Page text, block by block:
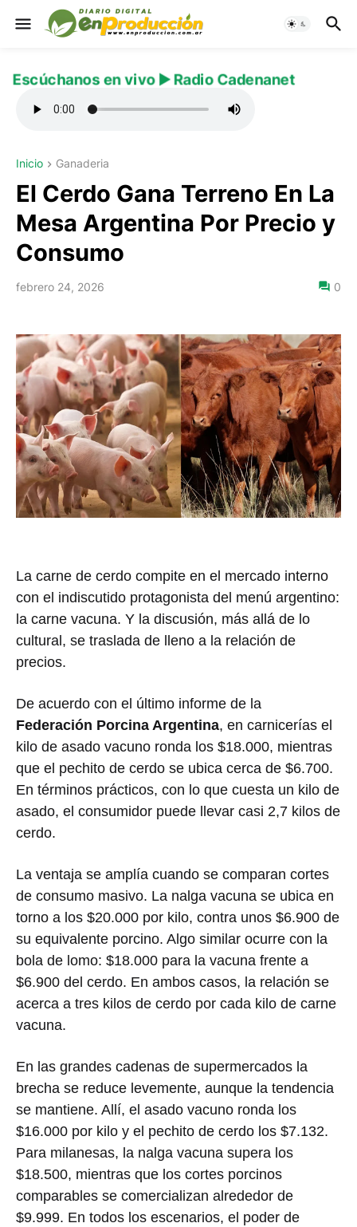
Escúchanos en vivo ▶️ Radio Cadenanet
Inicio Ganaderia
El Cerdo Gana Terreno En La
Mesa Argentina Por Precio y
Consumo
febrero 24, 2026 0
La carne de cerdo compite en el mercado interno
con el indiscutido protagonista del menú argentino:
la carne vacuna. Y la discusión, más allá de lo
cultural, se traslada de lleno a la relación de
precios.
De acuerdo con el último informe de la
Federación Porcina Argentina, en carnicerías el
kilo de asado vacuno ronda los $18.000, mientras
que el pechito de cerdo se ubica cerca de $6.700.
En términos prácticos, con lo que cuesta un kilo de
asado, el consumidor puede llevar casi 2,7 kilos de
cerdo.
La ventaja se amplía cuando se comparan cortes
de consumo masivo. La nalga vacuna se ubica en
torno a los $20.000 por kilo, contra unos $6.900 de
su equivalente porcino. Algo similar ocurre con la
bola de lomo: $18.000 para la vacuna frente a
$6.900 del cerdo. En ambos casos, la relación se
acerca a tres kilos de cerdo por cada kilo de carne
vacuna.
En las grandes cadenas de supermercados la
brecha se reduce levemente, aunque la tendencia
se mantiene. Allí, el asado vacuno ronda los
$16.000 por kilo y el pechito de cerdo los $7.132.
Para milanesas, la nalga vacuna supera los
$18.500, mientras que los cortes porcinos
comparables se comercializan alrededor de
$9.999. En todos los escenarios, el poder de